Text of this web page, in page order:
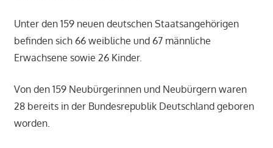
Unter den 159 neuen deutschen Staatsangehörigen
befinden sich 66 weibliche und 67 männliche
Erwachsene sowie 26 Kinder.
Von den 159 Neubürgerinnen und Neubürgern waren
28 bereits in der Bundesrepublik Deutschland geboren
worden.